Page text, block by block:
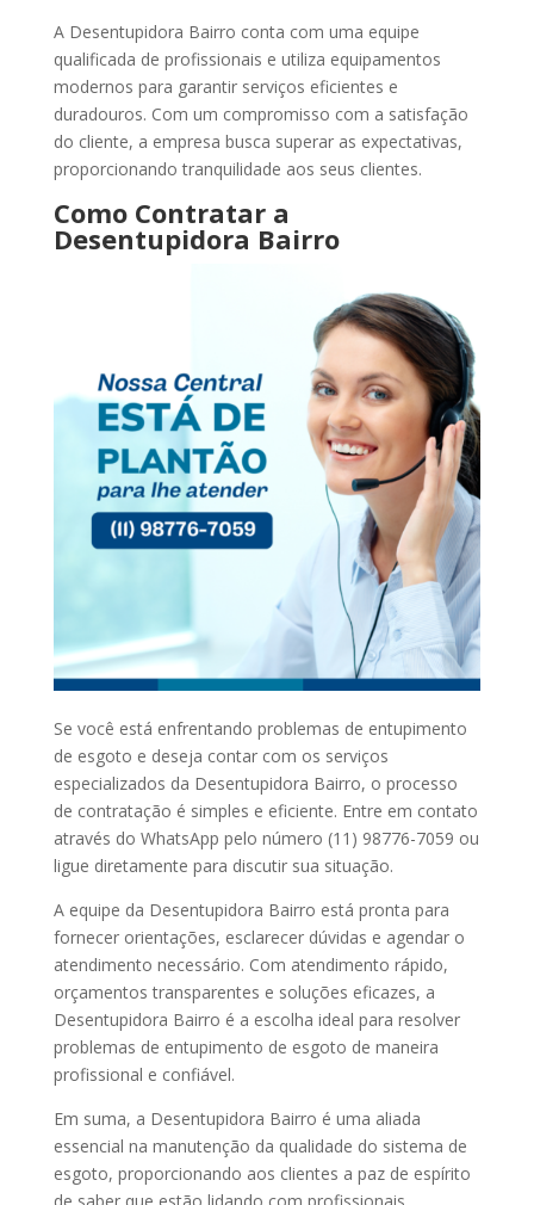
A Desentupidora Bairro conta com uma equipe
qualificada de profissionais e utiliza equipamentos
modernos para garantir serviços eficientes e
duradouros. Com um compromisso com a satisfação
do cliente, a empresa busca superar as expectativas,
proporcionando tranquilidade aos seus clientes.
Como Contratar a
Desentupidora Bairro
Se você está enfrentando problemas de entupimento
de esgoto e deseja contar com os serviços
especializados da Desentupidora Bairro, o processo
de contratação é simples e eficiente. Entre em contato
através do WhatsApp pelo número (11) 98776-7059 ou
ligue diretamente para discutir sua situação.
A equipe da Desentupidora Bairro está pronta para
fornecer orientações, esclarecer dúvidas e agendar o
atendimento necessário. Com atendimento rápido,
orçamentos transparentes e soluções eficazes, a
Desentupidora Bairro é a escolha ideal para resolver
problemas de entupimento de esgoto de maneira
profissional e confiável.
Em suma, a Desentupidora Bairro é uma aliada
essencial na manutenção da qualidade do sistema de
esgoto, proporcionando aos clientes a paz de espírito